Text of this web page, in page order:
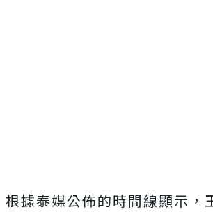
根據泰媒公佈的時間線顯示，